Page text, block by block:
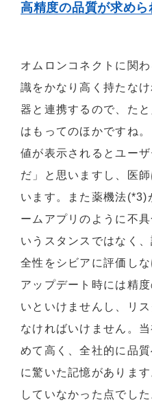
高精度の品質が求めら
オムロンコネクトに関
識をかなり高く持たな
器と連携するので、た
はもってのほかですね
値が表示されるとユー
だ」と思いますし、医
います。また薬機法(*3)
ームアプリのように不
いうスタンスではなく
全性をシビアに評価し
アップデート時には精
いといけませんし、リ
なければいけません。
めて高く、全社的に品
に驚いた記憶がありま
していなかった点でし